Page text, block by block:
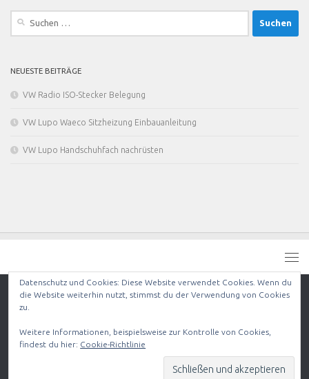
NEUESTE BEITRÄGE
VW Radio ISO-Stecker Belegung
VW Lupo Waeco Sitzheizung Einbauanleitung
VW Lupo Handschuhfach nachrüsten
Präsentiert von - Entworfen mit demHueman-Theme
Datenschutz und Cookies: Diese Website verwendet Cookies. Wenn du
die Website weiterhin nutzt, stimmst du der Verwendung von Cookies
zu.
Weitere Informationen, beispielsweise zur Kontrolle von Cookies,
findest du hier: Cookie-Richtlinie